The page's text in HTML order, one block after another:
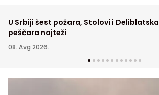
U Srbiji šest požara, Stolovi i Deliblatska
peščara najteži
08. Avg 2026.